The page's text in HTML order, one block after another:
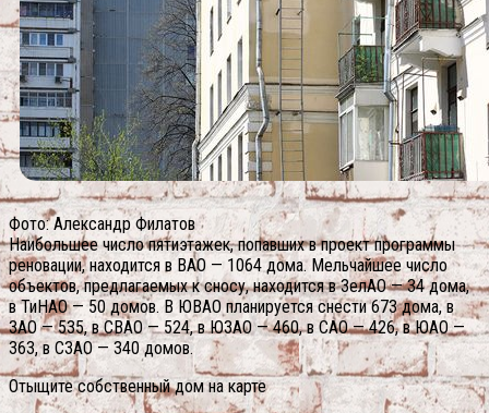
Фото: Александр Филатов
Наибольшее число пятиэтажек, попавших в проект программы
реновации, находится в ВАО — 1064 дома. Мельчайшее число
объектов, предлагаемых к сносу, находится в ЗелАО — 34 дома,
в ТиНАО — 50 домов. В ЮВАО планируется снести 673 дома, в
ЗАО — 535, в СВАО — 524, в ЮЗАО — 460, в САО — 426, в ЮАО —
363, в СЗАО — 340 домов.
Отыщите собственный дом на карте